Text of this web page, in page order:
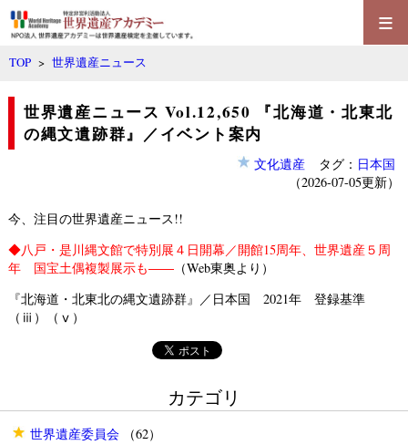
≡
TOP >世界遺産ニュース
世界遺産ニュース Vol.12,650 『北海道・北東北
の縄文遺跡群』／イベント案内
文化遺産タグ： 日本国
（2026-07-05更新）
今、注目の世界遺産ニュース!!
◆八戸・是川縄文館で特別展４日開幕／開館15周年、世界遺産５周
年 国宝土偶複製展示も――（Web東奥より）
『北海道・北東北の縄文遺跡群』／日本国 2021年 登録基準
（ⅲ）（ⅴ）
カテゴリ
世界遺産委員会（62）